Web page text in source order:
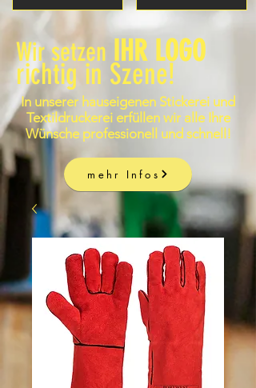
Wir setzen IHR LOGO
richtig in Szene!
In unserer hauseigenen Stickerei und
Textildruckerei erfüllen wir alle Ihre
Wünsche professionell und schnell!
mehr Infos